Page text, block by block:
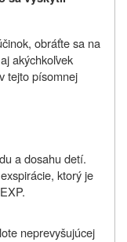
obráťte sa na
akýchkoľvek
tejto písomnej
a dosahu detí.
ktorý je
neprevyšujúcej